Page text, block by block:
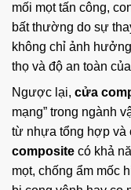
mối mọt tấn công,
bất thường do sự
không chỉ ảnh
thọ và độ an toàn
Ngược lại, cửa
mạng” trong ngành
từ nhựa tổng hợp và
composite có khả
mọt, chống ẩm mốc